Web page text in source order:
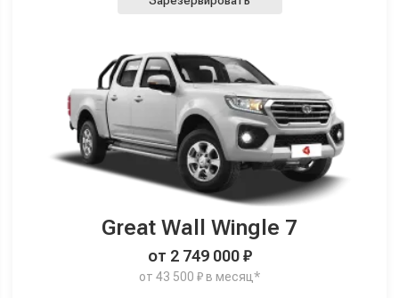
Great Wall Wingle 7
от 2 749 000 ₽
от 43 500 ₽ в месяц*